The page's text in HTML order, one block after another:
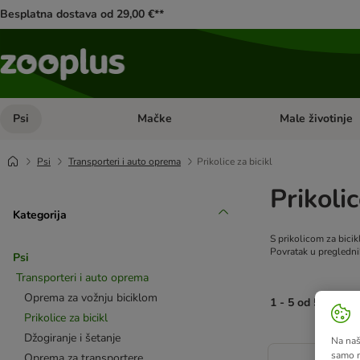
Besplatna dostava od 29,00 €**
Psi Pregled kategorija: Psi
Mačke Pregled kategorija:
Male životinje
Psi Transporteri i auto oprema Prikolice za bicikl
Kategorija
Psi
Transporteri i auto oprema
Oprema za vožnju biciklom
Prikolice za bicikl
Džogiranje i šetanje
S prikolicom za
Povratak u
1 - 5 od 5
artikli proizvoda
Na
samo